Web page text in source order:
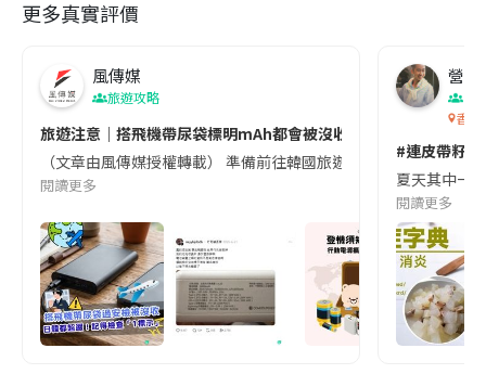
更多真實評價
風傳媒
旅遊攻略
旅遊注意｜搭飛機帶尿袋標明mAh都會被沒收😱出發前切記檢查
（文章由風傳媒授權轉載） 準備前往韓國旅遊的民眾，近期要
閱讀更多
營養
香港
#連皮帶籽
夏天其中一
閱讀更多